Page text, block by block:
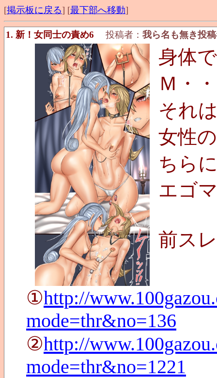
[掲示板に戻る] [最下部へ移動]
1. 新！女同士の責め6 投稿者： 我ら名も無き投
身体
Ｍ・
それ
女性
ちら
エゴ
前スレ
①http://
mode=thr&no=136
②http://
mode=thr&no=1221